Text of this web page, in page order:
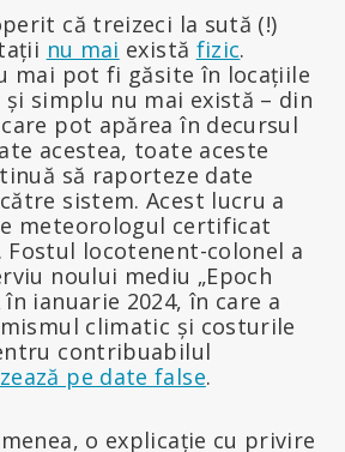
că treizeci la sută (!)
nu mai există fizic.
mai pot fi găsite în locațiile
simplu nu mai există – din
pot apărea în decursul
acestea, toate aceste
să raporteze date
sistem. Acest lucru a
meteorologul certificat
Fostul locotenent-colonel a
noului mediu „Epoch
în ianuarie 2024, în care a
climatic și costurile
contribuabilul
pe date false.
o explicație cu privire